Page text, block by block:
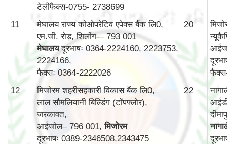
टेलीफैक्स-0755- 2738699
11
मेघालय राज्य कोओपरेटिव एपेक्स बैंक लि0,
एम.जी. रोड़, शिलोंग-– 793 001
मेघालयदूरभाषः 0364-2224160, 2223753,
2224166,
फैक्सः 0364-2222026
20
12
मिजोरम शहरीसहकारी विकास बैंक लि0,
लाल सौमलियानी बिल्डिंग (टॉपफ्लोर),
जरकावत,
आईजोल– 796 001,मिजोरम
दूरभाषः 0389-2346508,2343475
22